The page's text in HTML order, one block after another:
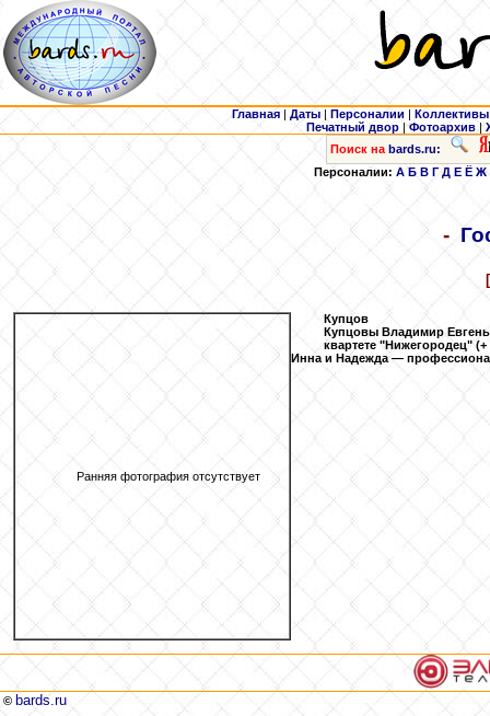
Главная | Даты | Персоналии | Коллективы
Печатный двор |Фотоархив |
Поиск на bards.ru:
Персоналии: А Б В Г Д Е Ё Ж
-
Ранняя фотография отсутствует
Купцов
Купцовы Владимир
квартете "Нижегородец"
Инна и Надежда —
© bards.ru